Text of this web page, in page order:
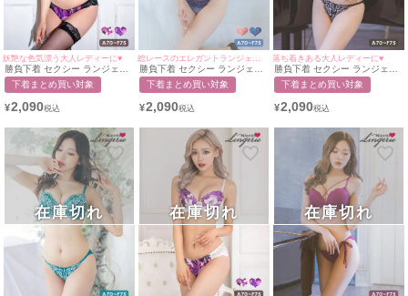
妖艶な色気漂う大人レディーに♥
勝負下着 セクシー ランジェリ
ー フラワー模様サテンブラ＆
レースショーツ2点セット
下着まとめ買い対象
¥2,090
勝負下着 セクシー ランジェリ
ー サイドレースデザイン脇高
3/4カップブラ＆ラインショー
下着まとめ買い対象
¥2,090
落ち着きある大人レディーに♥
勝負下着 セクシー ランジェリ
ー 花柄レースシック脇高ブラ
＆ラインショーツ2点セット
下着まとめ買い対象
¥2,090
在庫切れ 在庫切れ 在庫切れ